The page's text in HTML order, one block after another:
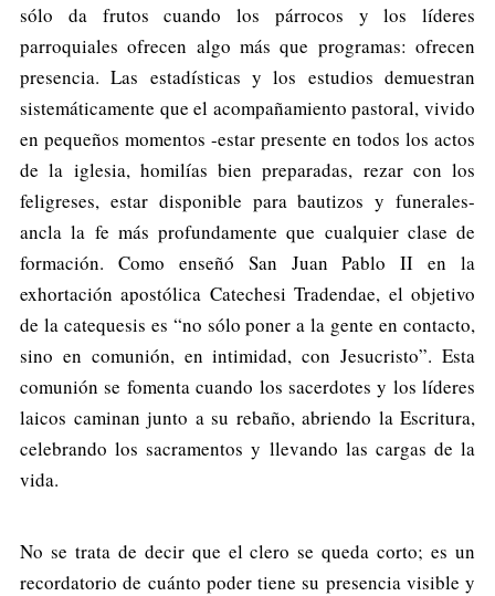
sólo da frutos cuando los párrocos y los líderes
parroquiales ofrecen algo más que programas: ofrecen
presencia. Las estadísticas y los estudios demuestran
sistemáticamente que el acompañamiento pastoral, vivido
en pequeños momentos -estar presente en todos los actos
de la iglesia, homilías bien preparadas, rezar con los
feligreses, estar disponible para bautizos y funerales-
ancla la fe más profundamente que cualquier clase de
formación. Como enseñó San Juan Pablo II en la
exhortación apostólica Catechesi Tradendae, el objetivo
de la catequesis es “no sólo poner a la gente en contacto,
sino en comunión, en intimidad, con Jesucristo”. Esta
comunión se fomenta cuando los sacerdotes y los líderes
laicos caminan junto a su rebaño, abriendo la Escritura,
celebrando los sacramentos y llevando las cargas de la
vida.
No se trata de decir que el clero se queda corto; es un
recordatorio de cuánto poder tiene su presencia visible y